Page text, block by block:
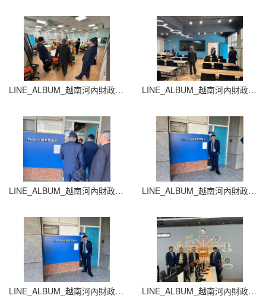
LINE_ALBUM_越南河內財政銀行大學_250709_13 LINE_ALBUM_越南河內財政銀行大學_250709_12
LINE_ALBUM_越南河內財政銀行大學_250709_11 LINE_ALBUM_越南河內財政銀行大學_250709_10
LINE_ALBUM_越南河內財政銀行大學_250709_9 LINE_ALBUM_越南河內財政銀行大學_250709_8